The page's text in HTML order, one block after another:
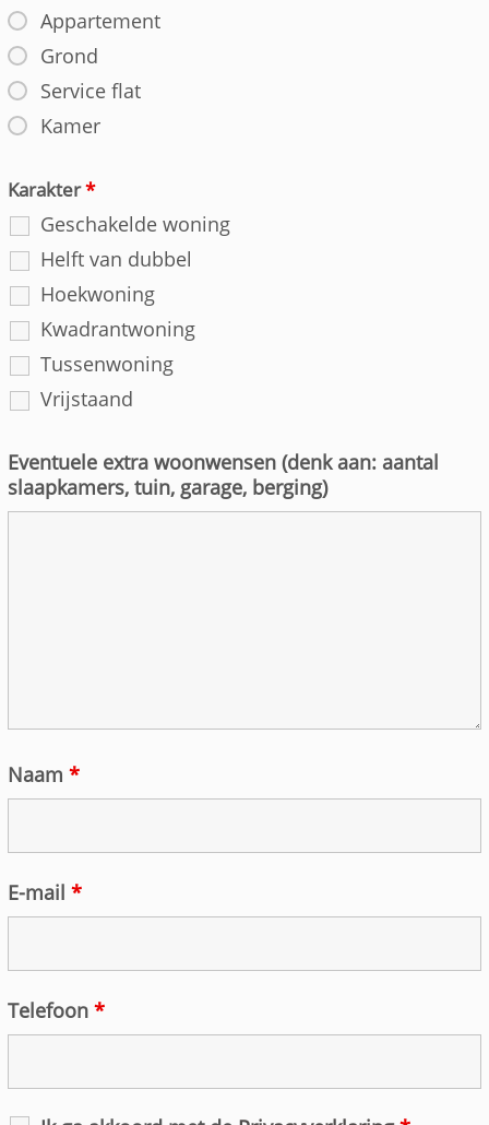
Appartement
Grond
Service flat
Kamer
Karakter*
Geschakelde woning
Helft van dubbel
Hoekwoning
Kwadrantwoning
Tussenwoning
Vrijstaand
Eventuele extra woonwensen (denk aan: aantal
slaapkamers, tuin, garage, berging)
Naam *
E-mail *
Telefoon *